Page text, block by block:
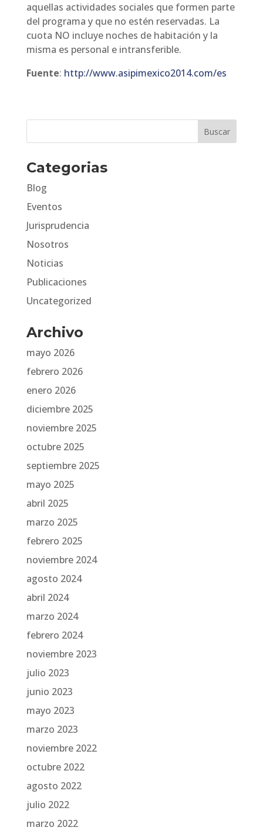
aquellas actividades sociales que formen parte
del programa y que no estén reservadas. La
cuota NO incluye noches de habitación y la
misma es personal e intransferible.
Fuente: http://www.asipimexico2014.com/es
Categorias
Blog
Eventos
Jurisprudencia
Nosotros
Noticias
Publicaciones
Uncategorized
Archivo
mayo 2026
febrero 2026
enero 2026
diciembre 2025
noviembre 2025
octubre 2025
septiembre 2025
mayo 2025
abril 2025
marzo 2025
febrero 2025
noviembre 2024
agosto 2024
abril 2024
marzo 2024
febrero 2024
noviembre 2023
julio 2023
junio 2023
mayo 2023
marzo 2023
noviembre 2022
octubre 2022
agosto 2022
julio 2022
marzo 2022